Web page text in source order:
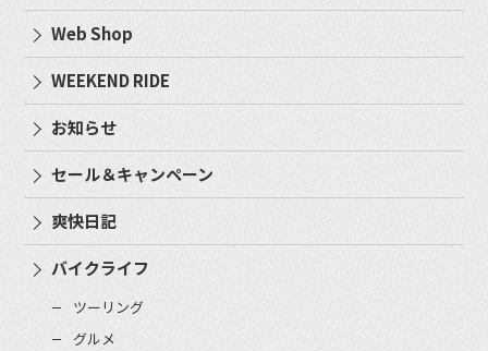
Web Shop
WEEKEND RIDE
お知らせ
セール＆キャンペーン
爽快日記
バイクライフ
ツーリング
グルメ